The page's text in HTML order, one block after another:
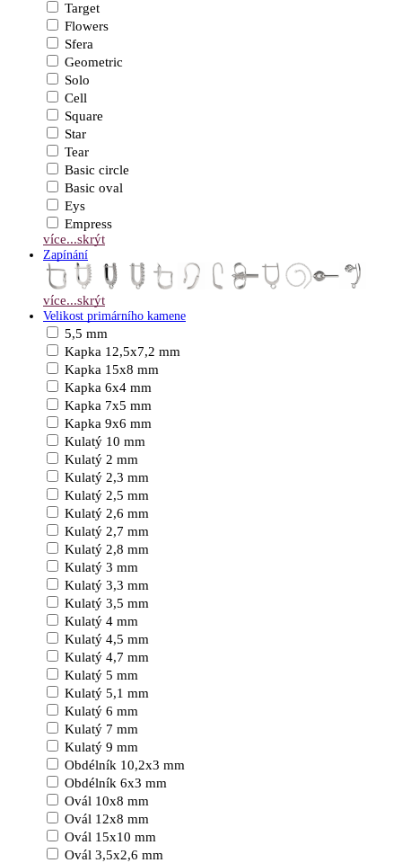
Target
Flowers
Sfera
Geometric
Solo
Cell
Square
Star
Tear
Basic circle
Basic oval
Eys
Empress
více...skrýt
Zapínání
více...skrýt
Velikost primárního kamene
5,5 mm
Kapka 12,5x7,2 mm
Kapka 15x8 mm
Kapka 6x4 mm
Kapka 7x5 mm
Kapka 9x6 mm
Kulatý 10 mm
Kulatý 2 mm
Kulatý 2,3 mm
Kulatý 2,5 mm
Kulatý 2,6 mm
Kulatý 2,7 mm
Kulatý 2,8 mm
Kulatý 3 mm
Kulatý 3,3 mm
Kulatý 3,5 mm
Kulatý 4 mm
Kulatý 4,5 mm
Kulatý 4,7 mm
Kulatý 5 mm
Kulatý 5,1 mm
Kulatý 6 mm
Kulatý 7 mm
Kulatý 9 mm
Obdélník 10,2x3 mm
Obdélník 6x3 mm
Ovál 10x8 mm
Ovál 12x8 mm
Ovál 15x10 mm
Ovál 3,5x2,6 mm